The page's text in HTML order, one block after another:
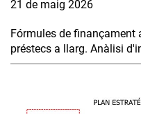
21 de maig 2026
Fórmules de finançament
préstecs a llarg. Anàlisi